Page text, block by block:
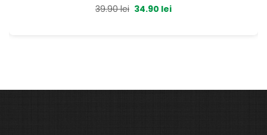
39.90lei 34.90 lei